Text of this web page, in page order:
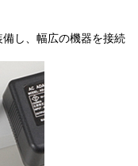
し、幅広の機器を接続